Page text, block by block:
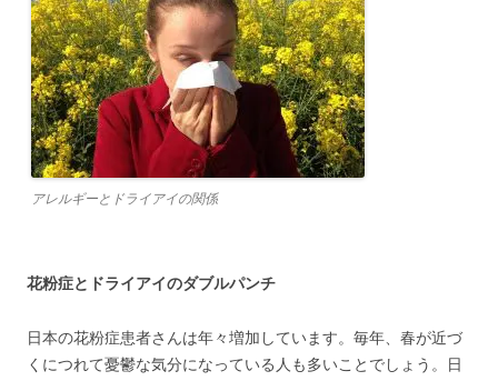
アレルギーとドライアイの関係
花粉症とドライアイのダブルパンチ
日本の花粉症患者さんは年々増加しています。毎年、春が近づ
くにつれて憂鬱な気分になっている人も多いことでしょう。日